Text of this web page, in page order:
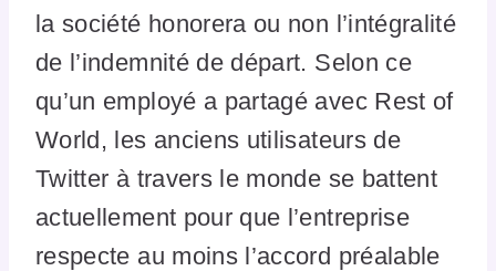
la société honorera ou non l’intégralité
de l’indemnité de départ. Selon ce
qu’un employé a partagé avec Rest of
World, les anciens utilisateurs de
Twitter à travers le monde se battent
actuellement pour que l’entreprise
respecte au moins l’accord préalable